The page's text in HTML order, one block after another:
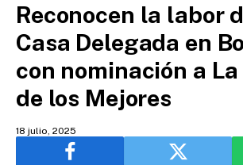
Reconocen la labor
Casa Delegada en
con nominación a
de los Mejores
18 julio, 2025